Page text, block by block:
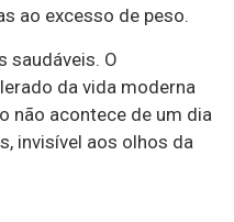
ao excesso de peso.
saudáveis. O
da vida moderna
não acontece de um dia
invisível aos olhos da